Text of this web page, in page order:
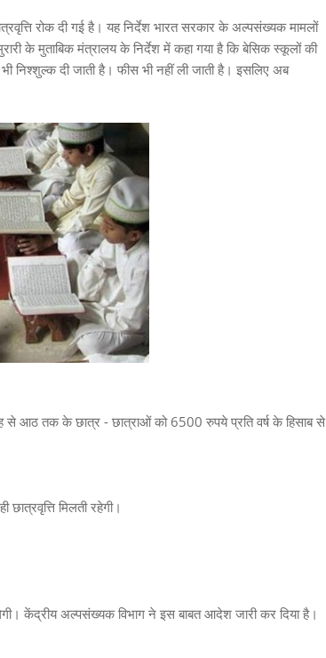
रोक दी गई है। यह निर्देश भारत सरकार के अल्पसंख्यक मामलों
के मुताबिक मंत्रालय के निर्देश में कहा गया है कि बेसिक स्कूलों की
निश्शुल्क दी जाती है। फीस भी नहीं ली जाती है। इसलिए अब
से आठ तक के छात्र - छात्राओं को 6500 रुपये प्रति वर्ष के हिसाब से
छात्रवृत्ति मिलती रहेगी।
केंद्रीय अल्पसंख्यक विभाग ने इस बाबत आदेश जारी कर दिया है।